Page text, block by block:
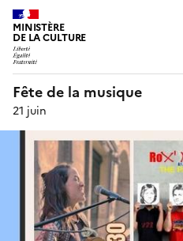
MINISTÈRE
DE LA CULTURE
Fête de la musique
21 juin